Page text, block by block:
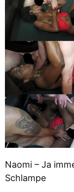
Naomi – Ja
Schlampe